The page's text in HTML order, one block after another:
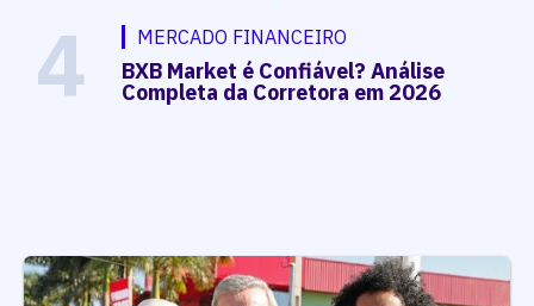
4 MERCADO FINANCEIRO
BXB Market é Confiável? Análise
Completa da Corretora em 2026